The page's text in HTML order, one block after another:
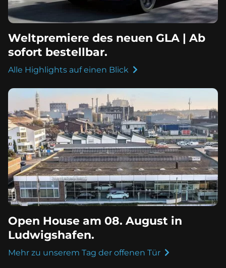
Weltpremiere des neuen GLA | Ab
sofort bestellbar.
Alle Highlights auf einen Blick
Open House am 08. August in
Ludwigshafen.
Mehr zu unserem Tag der offenen Tür